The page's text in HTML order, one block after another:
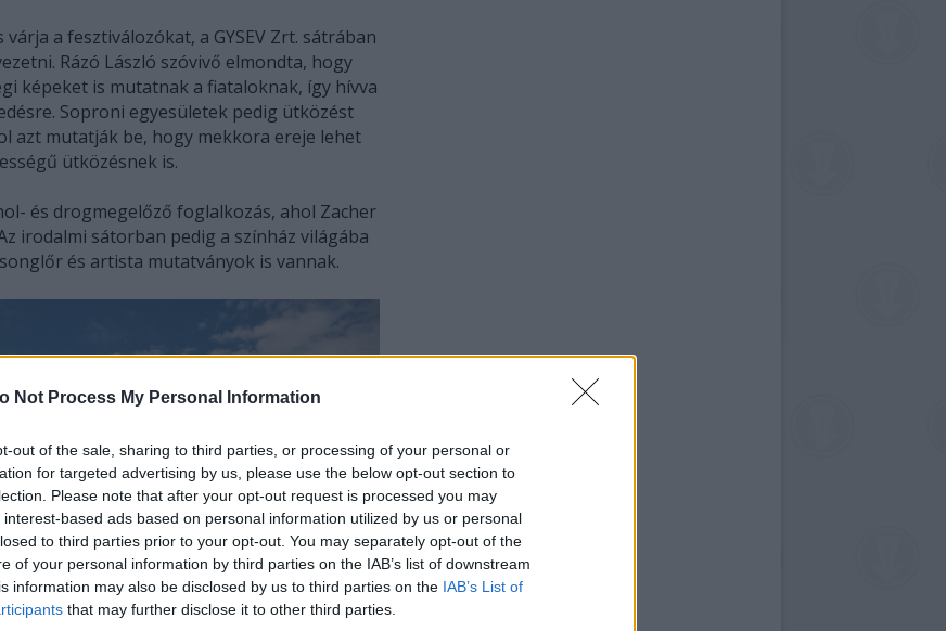
Not Process My Personal Information
out of the sale, sharing to third parties, or processing of your personal or
for targeted advertising by us, please use the below opt-out section to
Please note that after your opt-out request is processed you may
based ads based on personal information utilized by us or personal
to third parties prior to your opt-out. You may separately opt-out of the
of your personal information by third parties on the IAB’s list of downstream
information may also be disclosed by us to third parties on the IAB’s List of
that may further disclose it to other third parties.
a fesztiválozókat, a GYSEV Zrt. sátrában
Rázó László szóvivő elmondta, hogy
képeket is mutatnak a fiataloknak, így hívva
Soproni egyesületek pedig ütközést
azt mutatják be, hogy mekkora ereje lehet
ütközésnek is.
és drogmegelőző foglalkozás, ahol Zacher
irodalmi sátorban pedig a színház világába
és artista mutatványok is vannak.